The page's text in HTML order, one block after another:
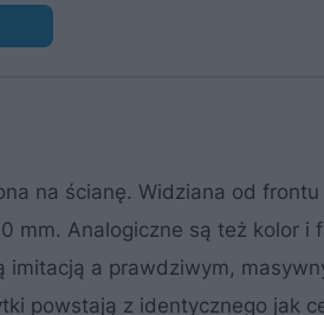
na ścianę. Widziana od
mm. Analogiczne są też kolor i
imitacją a prawdziwym,
powstają z identycznego jak